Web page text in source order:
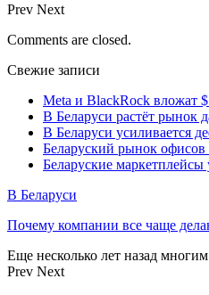
Prev Next
Comments are closed.
Свежие записи
Meta и BlackRock вложат
В Беларуси растёт рынок
В Беларуси усиливается
Беларуский рынок офисов
Беларуские
В Беларуси
Почему компании все чаще
Еще несколько лет назад
Prev Next